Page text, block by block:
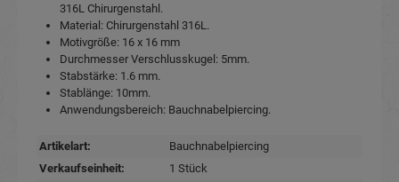
316L Chirurgenstahl.
Material: Chirurgenstahl 316L.
Motivgröße: 16 x 16 mm
Durchmesser Verschlusskugel: 5mm.
Stabstärke: 1.6 mm.
Stablänge: 10mm.
Anwendungsbereich: Bauchnabelpiercing.
Artikelart:
Bauchnabelpiercing
Verkaufseinheit:
1 Stück